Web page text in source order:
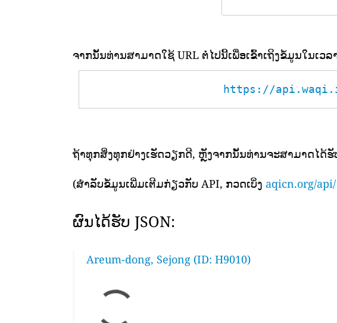
ຈາກນັ້ນທ່ານສາມາດໃຊ້ URL ຕໍ່ໄປນີ້ເພື່ອເຂົ້າເຖິງຂໍ້ມູນໃນເວລ
https://
ຖ້າທຸກສິ່ງທຸກຢ່າງເຮັດວຽກດີ, ຫຼັງຈາກນັ້ນທ່ານຈະສາມາດໄດ້
(ສຳລັບຂໍ້ມູນເພີ່ມເຕີມກ່ຽວກັບ API, ກວດເບິ່ງ aqicn.org/api/
ຜົນໄດ້ຮັບ JSON:
Areum-dong, Sejong (ID: H9010)